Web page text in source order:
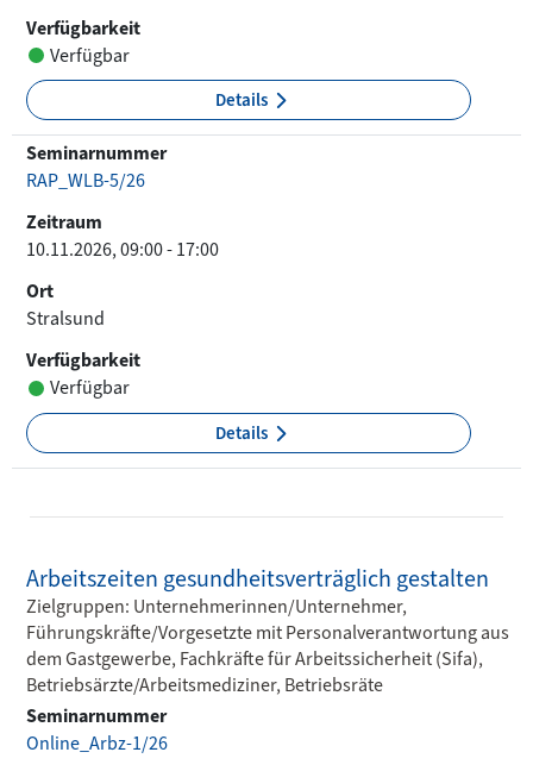
Verfügbarkeit
Verfügbar
Details
Seminarnummer
RAP_WLB-5/26
Zeitraum
10.11.2026, 09:00 - 17:00
Ort
Stralsund
Verfügbarkeit
Verfügbar
Details
Arbeitszeiten gesundheitsverträglich gestalten
Zielgruppen: Unternehmerinnen/Unternehmer,
Führungskräfte/Vorgesetzte mit Personalverantwortung aus
dem Gastgewerbe, Fachkräfte für Arbeitssicherheit (Sifa),
Betriebsärzte/Arbeitsmediziner, Betriebsräte
Seminarnummer
Online_Arbz-1/26